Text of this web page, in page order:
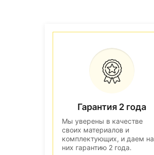
Гарантия 2 года
Мы уверены в качестве
своих материалов и
комплектующих, и даем на
них гарантию 2 года.